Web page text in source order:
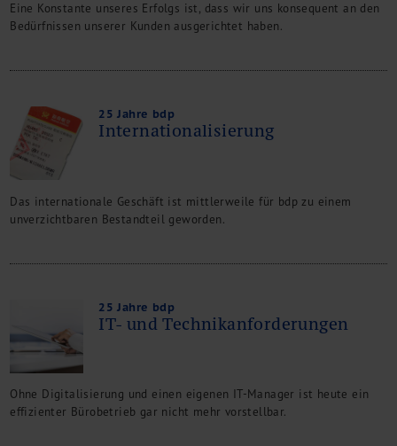
Eine Konstante unseres Erfolgs ist, dass wir uns konsequent an den
Bedürfnissen unserer Kunden ausgerichtet haben.
25 Jahre bdp
Internationalisierung
Das internationale Geschäft ist mittlerweile für bdp zu einem
unverzichtbaren Bestandteil geworden.
25 Jahre bdp
IT- und Technikanforderungen
Ohne Digitalisierung und einen eigenen IT-Manager ist heute ein
effizienter Bürobetrieb gar nicht mehr vorstellbar.